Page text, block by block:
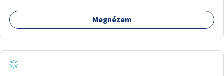
Megnézem